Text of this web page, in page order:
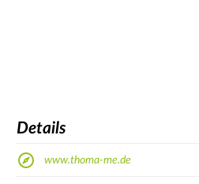
Details
www.thoma-me.de